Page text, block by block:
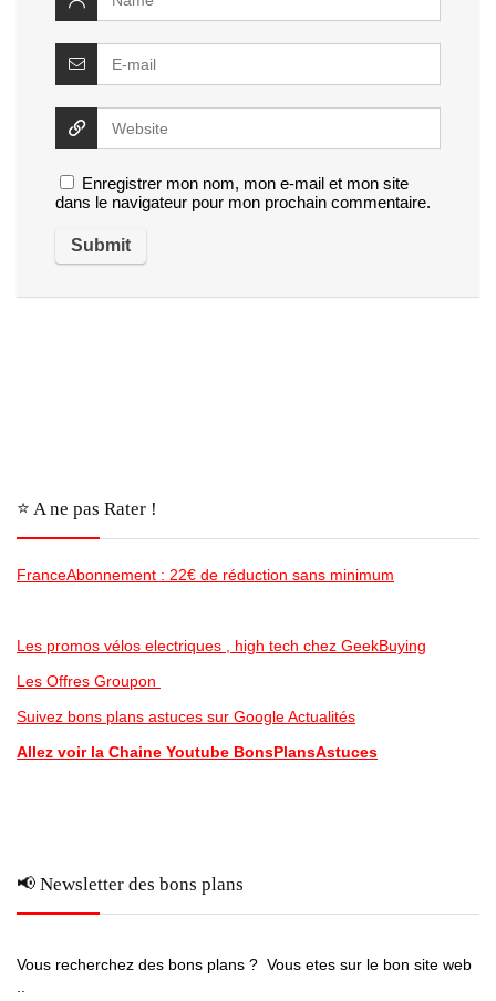
Enregistrer mon nom, mon e-mail et mon site
dans le navigateur pour mon prochain commentaire.
⭐️ A ne pas Rater !
FranceAbonnement : 22€ de réduction sans minimum
Les promos vélos electriques , high tech chez GeekBuying
Les Offres Groupon
Suivez bons plans astuces sur Google Actualités
Allez voir la Chaine Youtube BonsPlansAstuces
📢 Newsletter des bons plans
Vous recherchez des bons plans ? Vous etes sur le bon site web